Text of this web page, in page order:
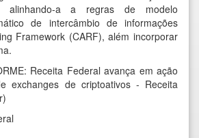
alinhando-a a regras de modelo
de intercâmbio de informações
Framework (CARF), além incorporar
Receita Federal avança em ação
exchanges de criptoativos - Receita